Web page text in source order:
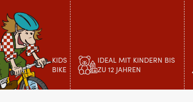
KIDS
BIKE
IDEAL MIT KINDERN BIS
ZU 12 JAHREN